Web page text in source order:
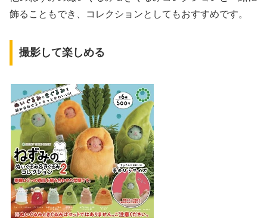
飾ることもでき、コレクションとしてもおすすめです。
撮影して楽しめる